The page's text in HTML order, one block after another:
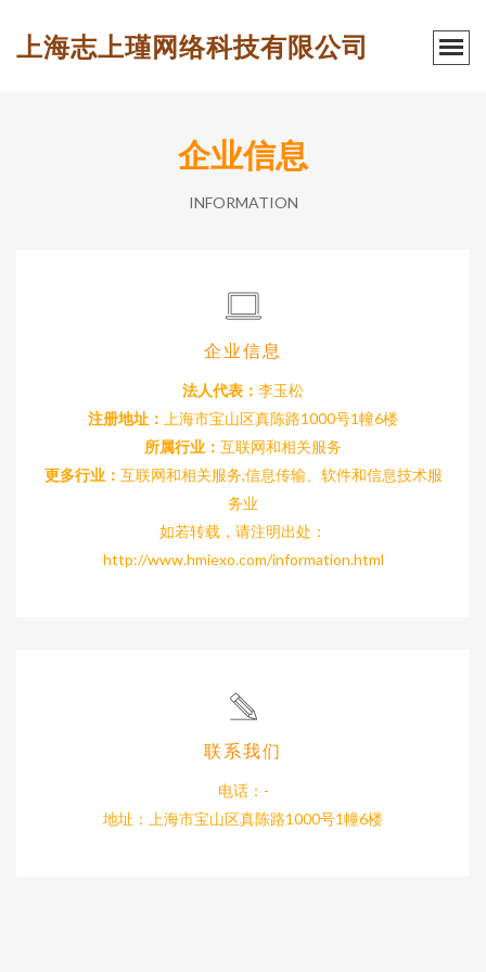
上海志上瑾网络科技有限公司
企业信息
INFORMATION
企业信息
法人代表： 李玉松
注册地址：
上海市宝山区真陈路1000号1幢6楼
所属行业： 互联网和相关服务
更多行业： 互联网和相关服务,信息传输、软件和信息技术服
务业
如若转载，请注明出处：
http://www.hmiexo.com/information.html
联系我们
电话：-
地址：上海市宝山区真陈路1000号1幢6楼